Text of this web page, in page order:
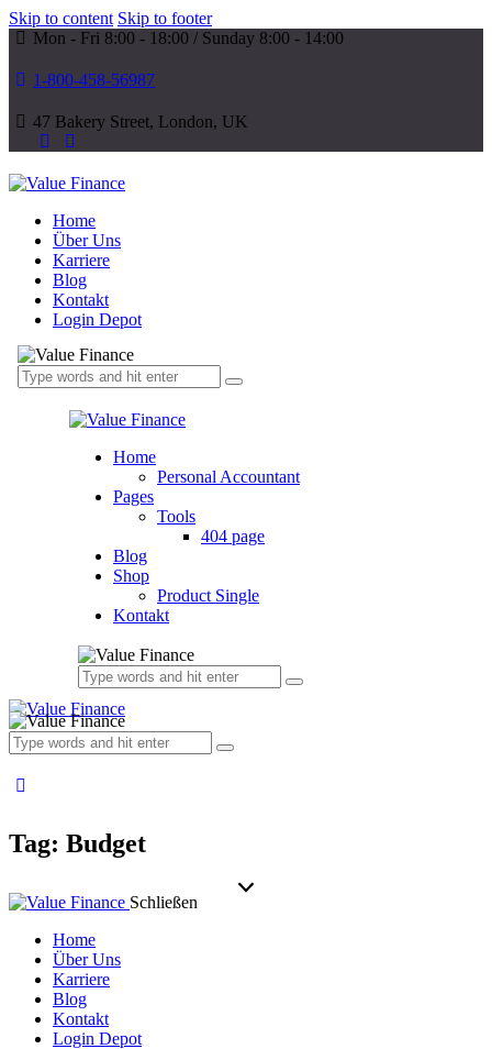
Skip to content Skip to footer
Mon - Fri 8:00 - 18:00 / Sunday 8:00 - 14:00
1-800-458-56987
47 Bakery Street, London, UK
Home
Über Uns
Karriere
Blog
Kontakt
Login Depot
Home
Personal Accountant
Pages
Tools
404 page
Blog
Shop
Product Single
Kontakt
Tag: Budget
Schließen
Home
Über Uns
Karriere
Blog
Kontakt
Login Depot